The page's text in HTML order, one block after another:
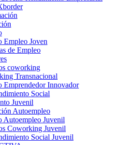
Empleo Joven
de Empleo
coworking
Transnacional
Emprendedor Innovador
Social
Juvenil
Autoempleo
Autoempleo Juvenil
Coworking Juvenil
Social Juvenil